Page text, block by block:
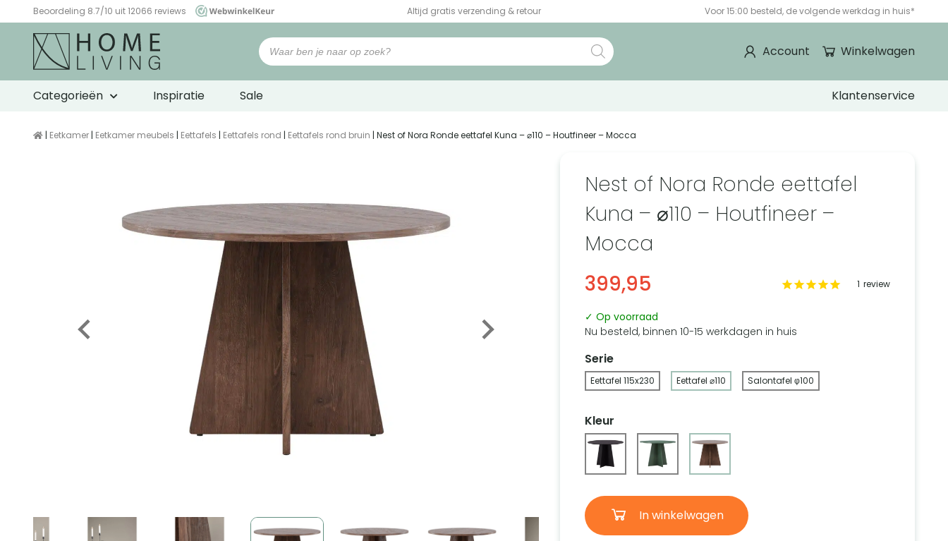
Beoordeling 8.7/10 uit 12066 reviews
WebwinkelKeur
Altijd gratis verzending & retour Voor 15:00 besteld, de volgende werkdag in huis*
Winkelwagen
Account
Categorieën Inspiratie Sale Klantenservice
| Eetkamer | Eetkamer meubels | Eettafels | Eettafels rond | Eettafels rond bruin | Nest of Nora Ronde eettafel Kuna – ⌀110 – Houtfineer – Mocca
Nest of Nora Ronde eettafel
Kuna – ⌀110 – Houtfineer –
Mocca
399,95
1 review
✓ Op voorraad
Nu besteld, binnen 10-15 werkdagen in huis
Serie
Eettafel 115x230 Eettafel ⌀110 Salontafel φ100
Kleur
In winkelwagen